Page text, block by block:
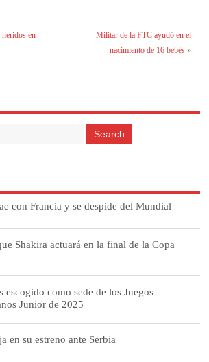
en
Militar de la FTC ayudó en el
nacimiento de 16 bebés»
con Francia y se despide del Mundial
Shakira actuará en la final de la Copa
escogido como sede de los Juegos
Junior de 2025
en su estreno ante Serbia